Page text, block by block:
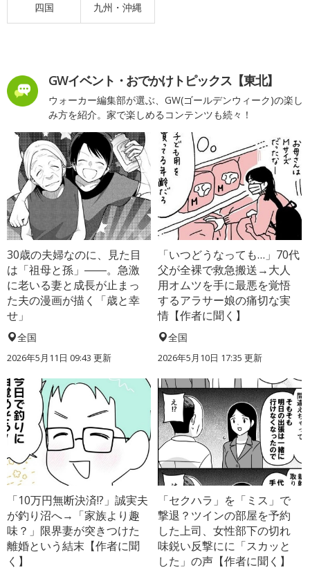
四国 九州・沖縄
GWイベント・おでかけトピックス【東北】
ウォーカー編集部が選ぶ、GW(ゴールデンウィーク)の楽し
み方を紹介。家で楽しめるコンテンツも続々！
30歳の夫婦なのに、見た目
は「祖母と孫」――。急激
に老いる妻と成長が止まっ
た夫の漫画が描く「歳と幸
せ」
全国
2026年5月11日 09:43 更新
「いつどうなっても…」70代
父が全裸で救急搬送→大人
用オムツを手に最悪を覚悟
するアラサー娘の痛切な実
情【作者に聞く】
全国
2026年5月10日 17:35 更新
「10万円無断決済!?」誠実夫
が釣り沼へ→「家族より趣
味？」限界妻が突きつけた
離婚という結末【作者に聞
く】
「セクハラ」を「ミス」で
撃退？ツインの部屋を予約
した上司、女性部下の切れ
味鋭い反撃にに「スカッと
した」の声【作者に聞く】